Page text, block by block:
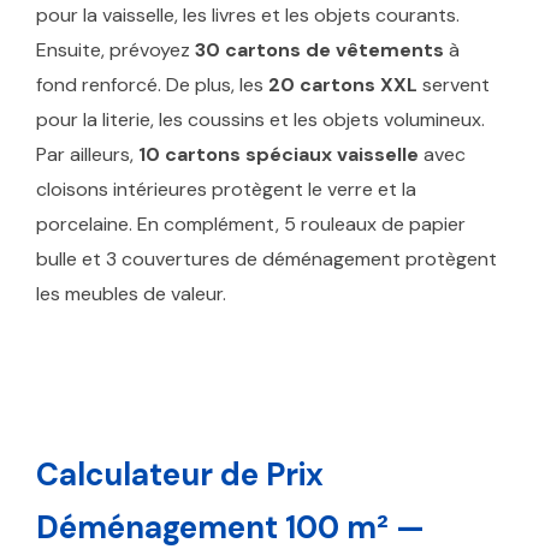
pour la vaisselle, les livres et les objets courants.
Ensuite, prévoyez 30 cartons de vêtements à
fond renforcé. De plus, les 20 cartons XXL servent
pour la literie, les coussins et les objets volumineux.
Par ailleurs, 10 cartons spéciaux vaisselle avec
cloisons intérieures protègent le verre et la
porcelaine. En complément, 5 rouleaux de papier
bulle et 3 couvertures de déménagement protègent
les meubles de valeur.
Calculateur de Prix
Déménagement 100 m² —